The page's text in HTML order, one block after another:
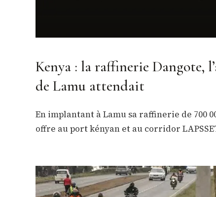
Kenya : la raffinerie Dangote,
de Lamu attendait
En implantant à Lamu sa raffinerie de 700
offre au port kényan et au corridor